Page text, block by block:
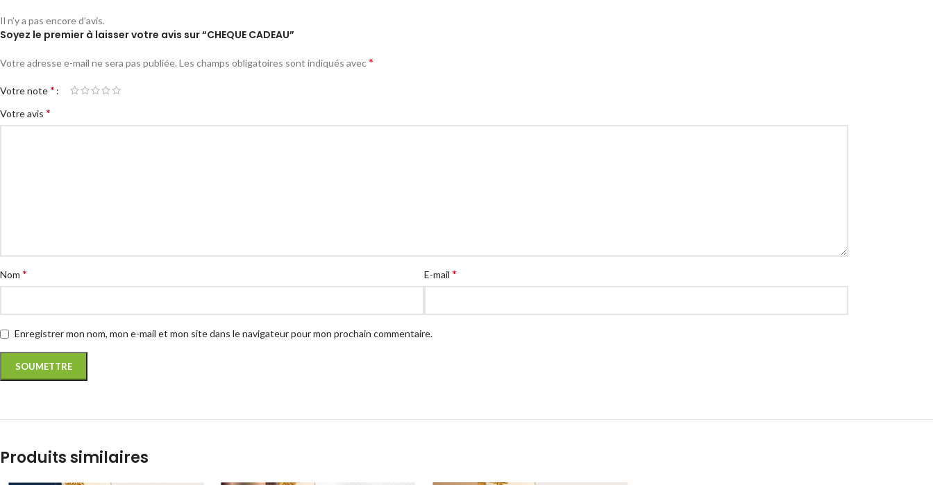
Il n’y a pas encore d’avis.
Soyez le premier à laisser votre avis sur “CHEQUE CADEAU”
Votre adresse e-mail ne sera pas publiée. Les champs obligatoires sont indiqués avec*
Votre note*
Votre avis *
Nom * E-mail *
Enregistrer mon nom, mon e-mail et mon site dans le navigateur pour mon prochain commentaire.
Produits similaires